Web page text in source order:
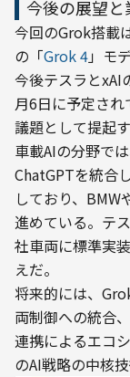
今後の展望と
今回のGrok搭載
の「Grok 4」モ
今後テスラとxAI
月6日に予定さ
議題として提起
車載AIの分野で
ChatGPTを統合
しており、BMW
進めている。テ
社車両に標準実
えだ。
将来的には、
両制御への統合
連携によるエコ
のAI戦略の中核